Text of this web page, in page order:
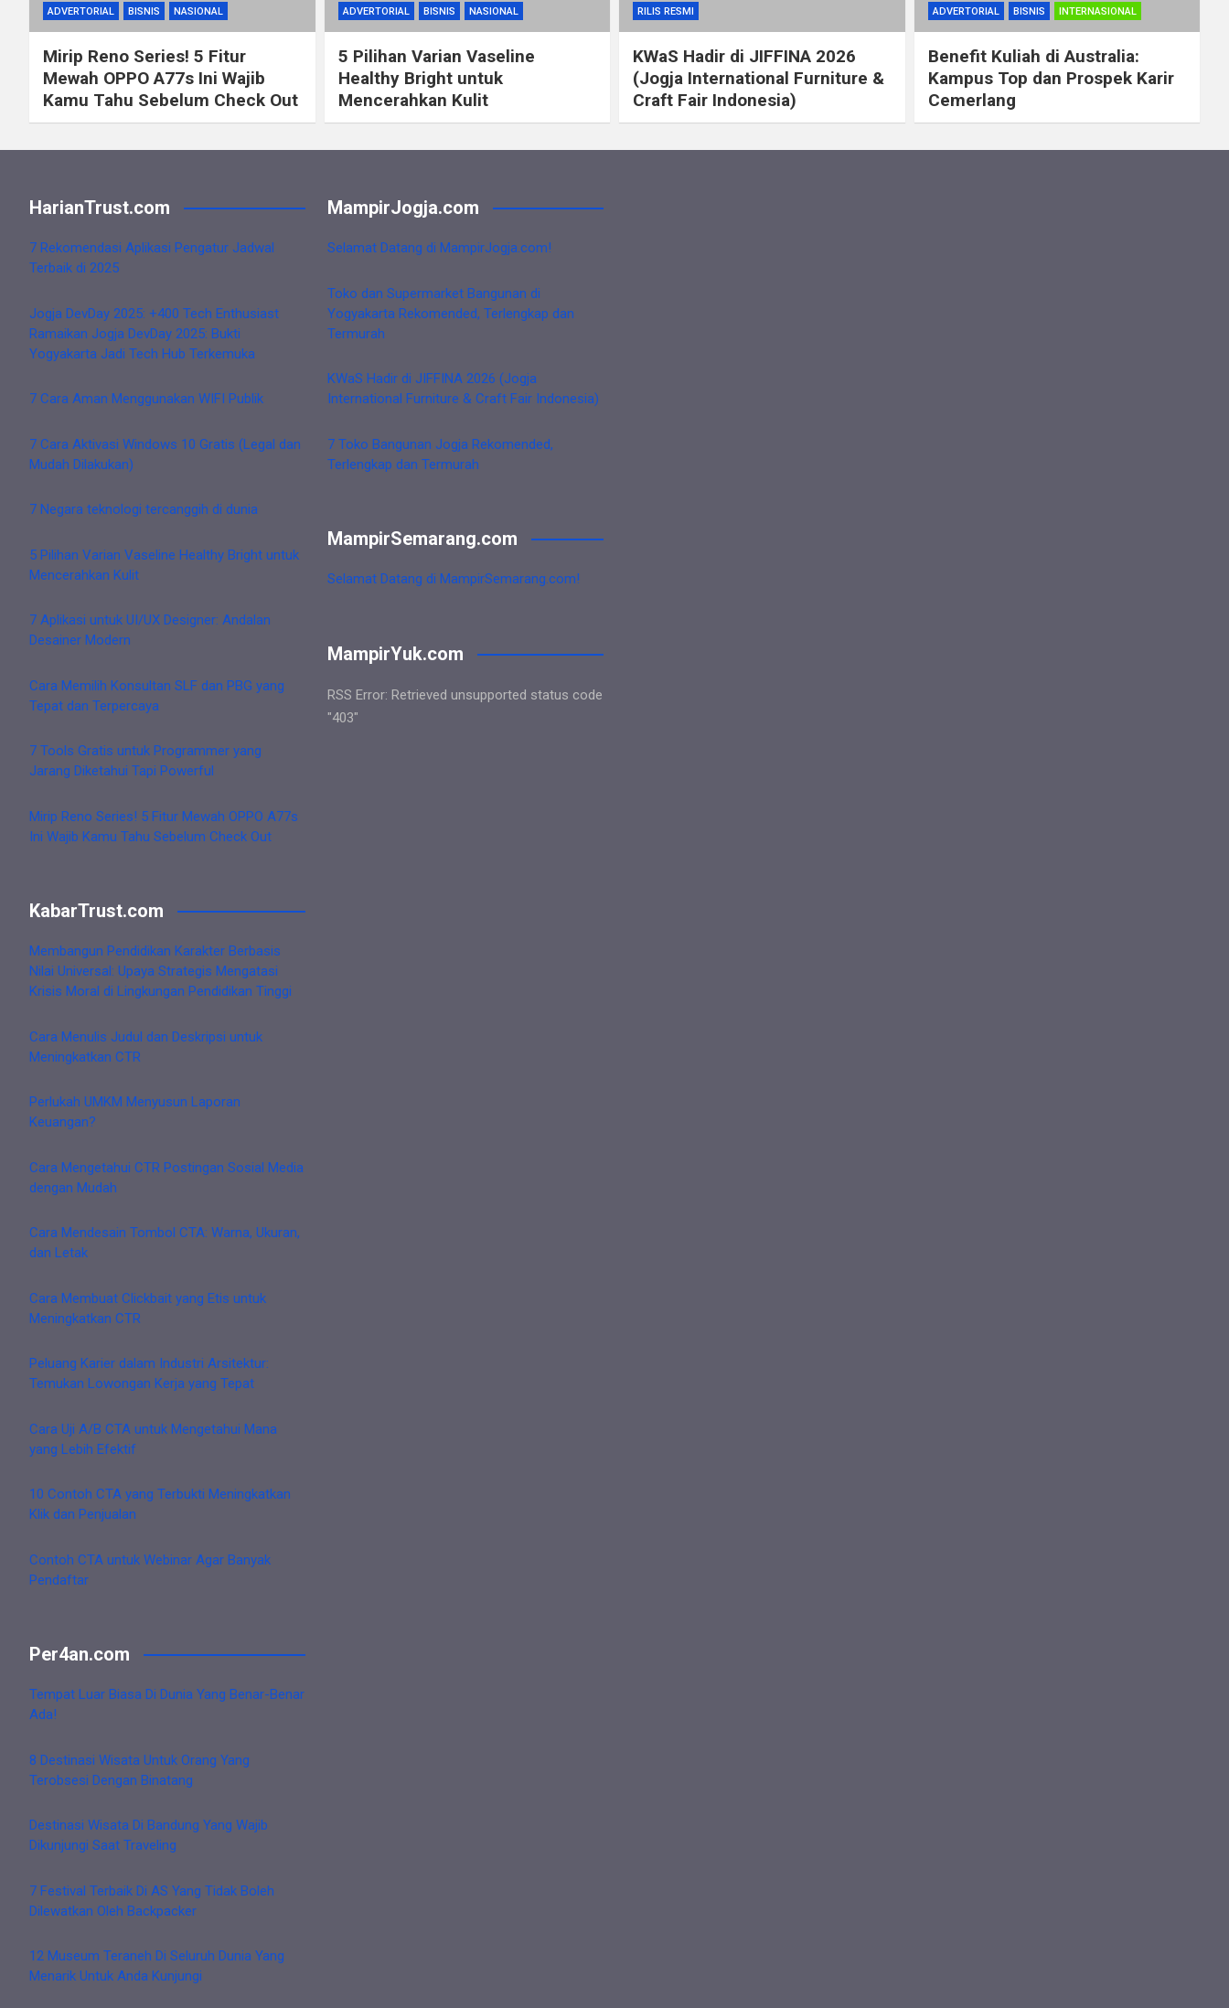
ADVERTORIAL BISNIS NASIONAL
Mirip Reno Series! 5 Fitur
Mewah OPPO A77s Ini Wajib
Kamu Tahu Sebelum Check Out
ADVERTORIAL BISNIS NASIONAL
5 Pilihan Varian Vaseline
Healthy Bright untuk
Mencerahkan Kulit
RILIS RESMI
KWaS Hadir di JIFFINA 2026
(Jogja International Furniture &
Craft Fair Indonesia)
ADVERTORIAL BISNIS INTERNASIONAL
Benefit Kuliah di Australia:
Kampus Top dan Prospek Karir
Cemerlang
HarianTrust.com
7 Rekomendasi Aplikasi Pengatur Jadwal
Terbaik di 2025
Jogja DevDay 2025: +400 Tech Enthusiast
Ramaikan Jogja DevDay 2025: Bukti
Yogyakarta Jadi Tech Hub Terkemuka
7 Cara Aman Menggunakan WIFI Publik
7 Cara Aktivasi Windows 10 Gratis (Legal dan
Mudah Dilakukan)
7 Negara teknologi tercanggih di dunia
5 Pilihan Varian Vaseline Healthy Bright untuk
Mencerahkan Kulit
7 Aplikasi untuk UI/UX Designer: Andalan
Desainer Modern
Cara Memilih Konsultan SLF dan PBG yang
Tepat dan Terpercaya
7 Tools Gratis untuk Programmer yang
Jarang Diketahui Tapi Powerful
Mirip Reno Series! 5 Fitur Mewah OPPO A77s
Ini Wajib Kamu Tahu Sebelum Check Out
KabarTrust.com
Membangun Pendidikan Karakter Berbasis
Nilai Universal: Upaya Strategis Mengatasi
Krisis Moral di Lingkungan Pendidikan Tinggi
Cara Menulis Judul dan Deskripsi untuk
Meningkatkan CTR
Perlukah UMKM Menyusun Laporan
Keuangan?
Cara Mengetahui CTR Postingan Sosial Media
dengan Mudah
Cara Mendesain Tombol CTA: Warna, Ukuran,
dan Letak
Cara Membuat Clickbait yang Etis untuk
Meningkatkan CTR
Peluang Karier dalam Industri Arsitektur:
Temukan Lowongan Kerja yang Tepat
Cara Uji A/B CTA untuk Mengetahui Mana
yang Lebih Efektif
10 Contoh CTA yang Terbukti Meningkatkan
Klik dan Penjualan
Contoh CTA untuk Webinar Agar Banyak
Pendaftar
Per4an.com
Tempat Luar Biasa Di Dunia Yang Benar-Benar
Ada!
8 Destinasi Wisata Untuk Orang Yang
Terobsesi Dengan Binatang
Destinasi Wisata Di Bandung Yang Wajib
Dikunjungi Saat Traveling
7 Festival Terbaik Di AS Yang Tidak Boleh
Dilewatkan Oleh Backpacker
12 Museum Teraneh Di Seluruh Dunia Yang
Menarik Untuk Anda Kunjungi
MampirJogja.com
Selamat Datang di MampirJogja.com!
Toko dan Supermarket Bangunan di
Yogyakarta Rekomended, Terlengkap dan
Termurah
KWaS Hadir di JIFFINA 2026 (Jogja
International Furniture & Craft Fair Indonesia)
7 Toko Bangunan Jogja Rekomended,
Terlengkap dan Termurah
MampirSemarang.com
Selamat Datang di MampirSemarang.com!
MampirYuk.com
RSS Error: Retrieved unsupported status code
"403"